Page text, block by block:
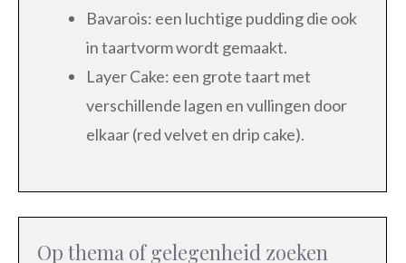
Bavarois: een luchtige pudding die ook
in taartvorm wordt gemaakt.
Layer Cake: een grote taart met
verschillende lagen en vullingen door
elkaar (red velvet en drip cake).
Op thema of gelegenheid zoeken